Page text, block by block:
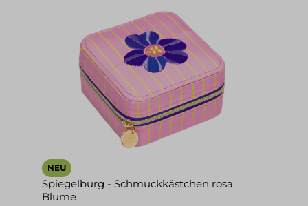
NEU
Spiegelburg - Schmuckkästchen rosa
Blume